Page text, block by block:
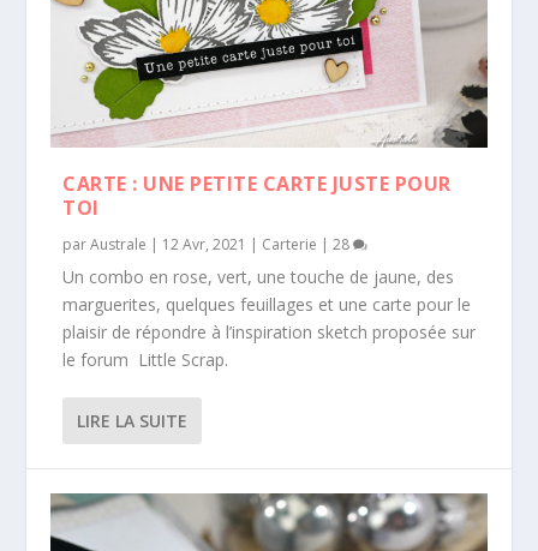
CARTE : UNE PETITE CARTE JUSTE POUR
TOI
parAustrale | 12 Avr, 2021 | Carterie |28
Un combo en rose, vert, une touche de jaune, des
marguerites, quelques feuillages et une carte pour le
plaisir de répondre à l’inspiration sketch proposée sur
le forum Little Scrap.
LIRE LA SUITE